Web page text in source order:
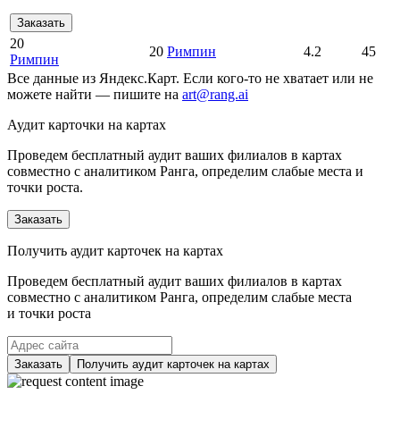
Заказать
20
Римпин
20 Римпин 4.2
45
Все данные из Яндекс.Карт. Если кого-то не хватает или не
можете найти — пишите на art@rang.ai
Аудит карточки на картах
Проведем бесплатный аудит ваших филиалов в картах
совместно с аналитиком Ранга, определим слабые места и
точки роста.
Заказать
Получить аудит карточек на картах
Проведем бесплатный аудит ваших филиалов в картах
совместно с аналитиком Ранга, определим слабые места
и точки роста
Заказать Получить аудит карточек на картах